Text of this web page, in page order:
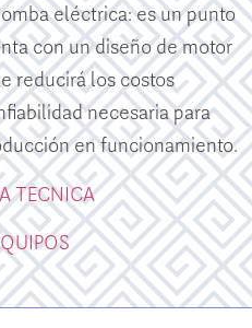
eléctrica: es un punto
con un diseño de motor
reducirá los costos
necesaria para
en funcionamiento.
TECNICA